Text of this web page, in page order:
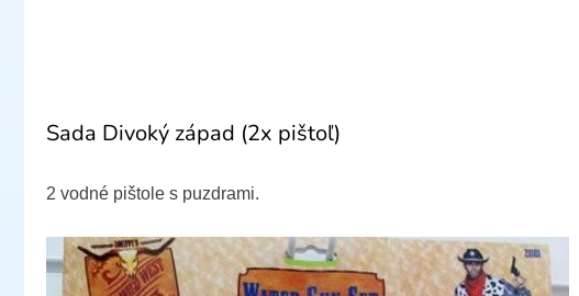
Sada Divoký západ (2x pištoľ)
2 vodné pištole s puzdrami.